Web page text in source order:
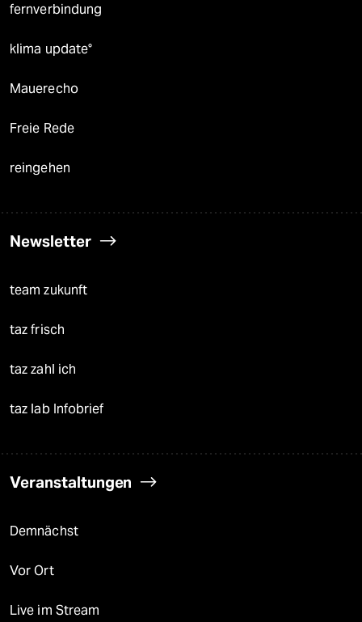
fernverbindung
klima update°
Mauerecho
Freie Rede
reingehen
Newsletter
team zukunft
taz frisch
taz zahl ich
taz lab Infobrief
Veranstaltungen
Demnächst
Vor Ort
Live im Stream